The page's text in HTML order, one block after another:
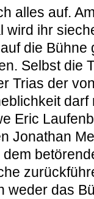
alles auf.
wird ihr
die
Selbst die
Trias der
darf
Eric
Jonathan
weder das